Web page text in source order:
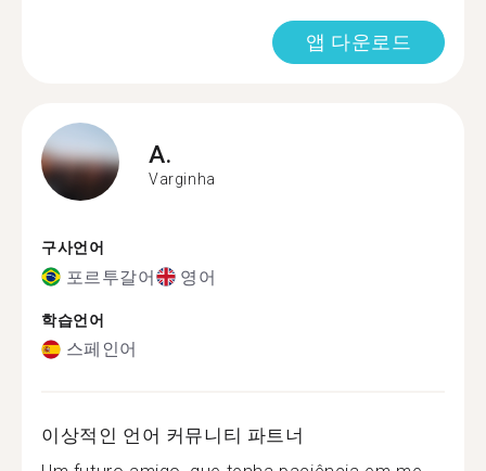
앱 다운로드
A.
Varginha
구사언어
포르투갈어 영어
학습언어
스페인어
이상적인 언어 커뮤니티 파트너